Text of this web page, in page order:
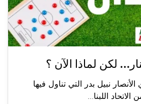
لكن لماذا الآن ؟
نبيل بدر التي تناول فيها
اللبنا...